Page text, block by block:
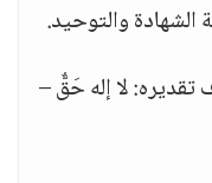
الشهادة والتوحيد.
لا إله حَقٌّ –